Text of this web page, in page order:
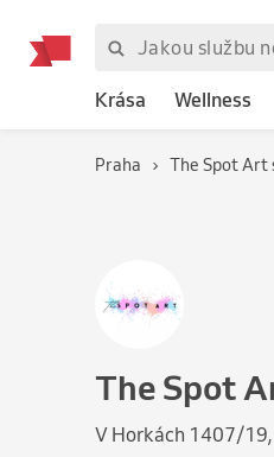
Krása Wellness
Praha The Spot Art
The Spot
V Horkách 1407/19,